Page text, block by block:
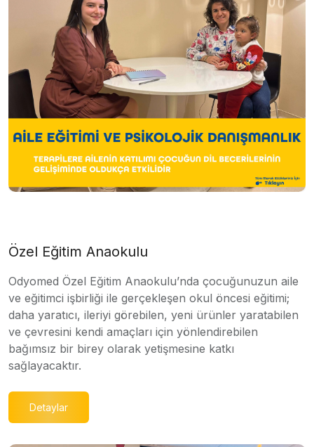
Özel Eğitim Anaokulu
Odyomed Özel Eğitim Anaokulu’nda çocuğunuzun aile
ve eğitimci işbirliği ile gerçekleşen okul öncesi eğitimi;
daha yaratıcı, ileriyi görebilen, yeni ürünler yaratabilen
ve çevresini kendi amaçları için yönlendirebilen
bağımsız bir birey olarak yetişmesine katkı
sağlayacaktır.
Detaylar